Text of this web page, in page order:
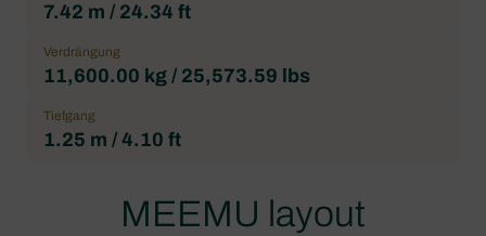
7.42 m / 24.34 ft
Verdrängung
11,600.00 kg / 25,573.59 lbs
Tiefgang
1.25 m / 4.10 ft
MEEMU layout